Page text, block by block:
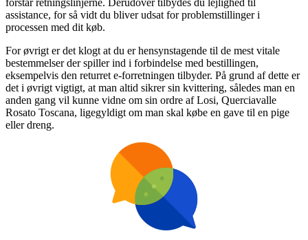
assistance, for så vidt du bliver udsat for problemstillinger i
processen med dit køb.
For øvrigt er det klogt at du er hensynstagende til de mest vitale
bestemmelser der spiller ind i forbindelse med bestillingen,
eksempelvis den returret e-forretningen tilbyder. På grund af dette er
det i øvrigt vigtigt, at man altid sikrer sin kvittering, således man en
anden gang vil kunne vidne om sin ordre af Losi, Querciavalle
Rosato Toscana, ligegyldigt om man skal købe en gave til en pige
eller dreng.